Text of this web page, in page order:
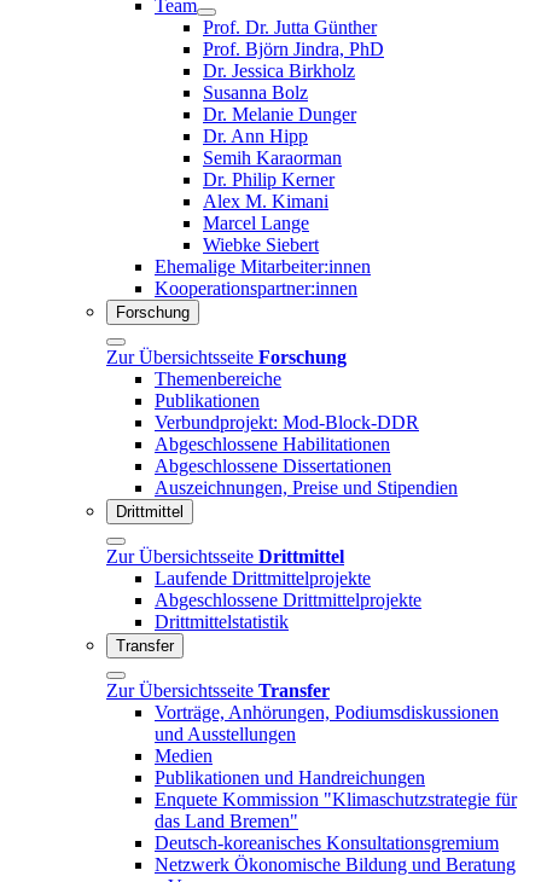
Team
Prof. Dr. Jutta Günther
Prof. Björn Jindra, PhD
Dr. Jessica Birkholz
Susanna Bolz
Dr. Melanie Dunger
Dr. Ann Hipp
Semih Karaorman
Dr. Philip Kerner
Alex M. Kimani
Marcel Lange
Wiebke Siebert
Ehemalige Mitarbeiter:innen
Kooperationspartner:innen
Forschung
Zur Übersichtsseite Forschung
Themenbereiche
Publikationen
Verbundprojekt: Mod-Block-DDR
Abgeschlossene Habilitationen
Abgeschlossene Dissertationen
Auszeichnungen, Preise und Stipendien
Drittmittel
Zur Übersichtsseite Drittmittel
Laufende Drittmittelprojekte
Abgeschlossene Drittmittelprojekte
Drittmittelstatistik
Transfer
Zur Übersichtsseite Transfer
Vorträge, Anhörungen, Podiumsdiskussionen
und Ausstellungen
Medien
Publikationen und Handreichungen
Enquete Kommission "Klimaschutzstrategie für
das Land Bremen"
Deutsch-koreanisches Konsultationsgremium
Netzwerk Ökonomische Bildung und Beratung